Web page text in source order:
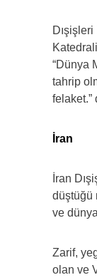
“Dünya
tahrip
felaket.”
İran
İran
düştüğü
ve
Zarif,
olan ve